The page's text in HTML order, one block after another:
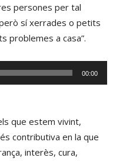
persones per tal
sí xerrades o petits
problemes a casa”.
00:00
que estem vivint,
contributiva en la que
interès, cura,